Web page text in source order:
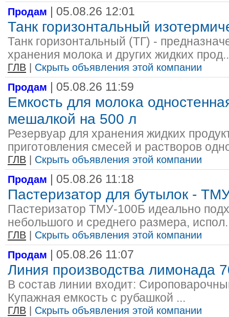
Продам
| 05.08.26 12:01
Танк горизонтальный
Танк горизонтальный (ТГ) -
хранения молока и других жидких
ГЛВ
Скрыть объявления этой компании
Продам
| 05.08.26 11:59
Емкость для молока
мешалкой на 500 л
Резервуар для хранения жидких
приготовления смесей и растворов
ГЛВ
Скрыть объявления этой компании
Продам
| 05.08.26 11:18
Пастеризатор для бутылок -
Пастеризатор ТМУ-100Б идеально
небольшого и среднего размера,
ГЛВ
Скрыть объявления этой компании
Продам
| 05.08.26 11:07
Линия производства лимонада
В состав линии входит:
Купажная емкость с рубашкой ...
ГЛВ
Скрыть объявления этой компании